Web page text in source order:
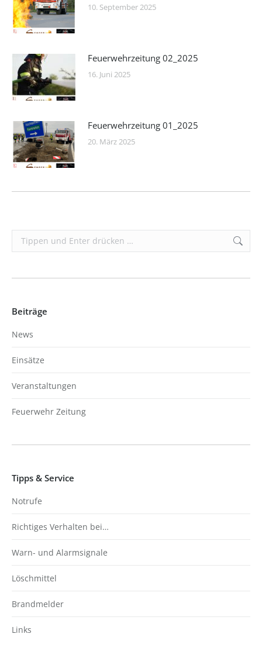
10. September 2025
Feuerwehrzeitung 02_2025
16. Juni 2025
Feuerwehrzeitung 01_2025
20. März 2025
Search:
Beiträge
News
Einsätze
Veranstaltungen
Feuerwehr Zeitung
Tipps & Service
Notrufe
Richtiges Verhalten bei…
Warn- und Alarmsignale
Löschmittel
Brandmelder
Links